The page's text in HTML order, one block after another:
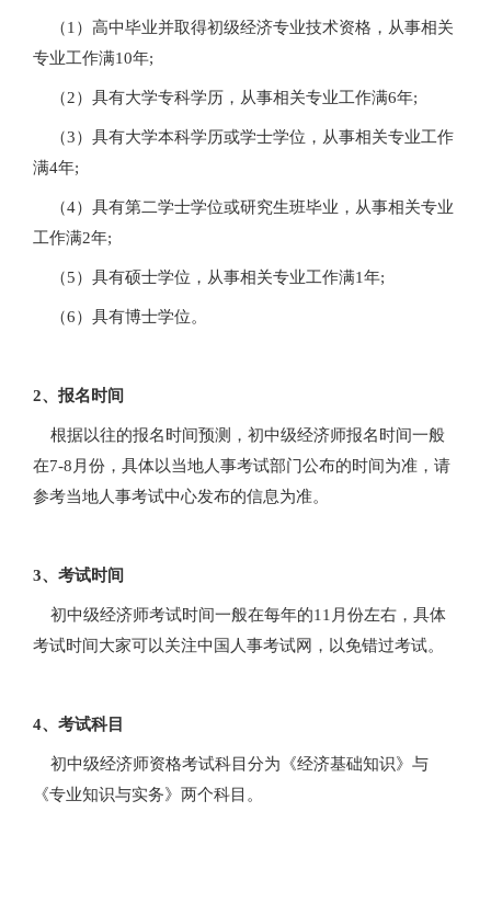
（1）高中毕业并取得初级经济专业技术资格，从事相关
专业工作满10年;
（2）具有大学专科学历，从事相关专业工作满6年;
（3）具有大学本科学历或学士学位，从事相关专业工作
满4年;
（4）具有第二学士学位或研究生班毕业，从事相关专业
工作满2年;
（5）具有硕士学位，从事相关专业工作满1年;
（6）具有博士学位。
2、报名时间
根据以往的报名时间预测，初中级经济师报名时间一般
在7-8月份，具体以当地人事考试部门公布的时间为准，请
参考当地人事考试中心发布的信息为准。
3、考试时间
初中级经济师考试时间一般在每年的11月份左右，具体
考试时间大家可以关注中国人事考试网，以免错过考试。
4、考试科目
初中级经济师资格考试科目分为《经济基础知识》与
《专业知识与实务》两个科目。